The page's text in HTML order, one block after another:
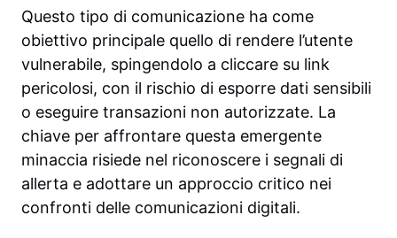
Questo tipo di comunicazione ha come
obiettivo principale quello di rendere l’utente
vulnerabile, spingendolo a cliccare su link
pericolosi, con il rischio di esporre dati sensibili
o eseguire transazioni non autorizzate. La
chiave per affrontare questa emergente
minaccia risiede nel riconoscere i segnali di
allerta e adottare un approccio critico nei
confronti delle comunicazioni digitali.